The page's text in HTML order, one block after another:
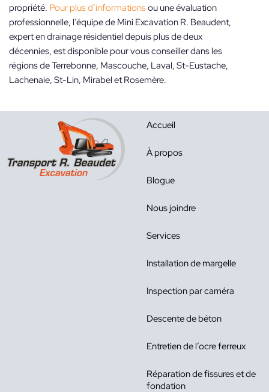
propriété. Pour plus d’informationsou une évaluation
professionnelle, l’équipe de Mini Excavation R. Beaudent,
expert en drainage résidentiel depuis plus de deux
décennies, est disponible pour vous conseiller dans les
régions de Terrebonne, Mascouche, Laval, St-Eustache,
Lachenaie, St-Lin, Mirabel et Rosemère.
Accueil
À propos
Blogue
Nous joindre
Services
Installation de margelle
Inspection par caméra
Descente de béton
Entretien de l’ocre ferreux
Réparation de fissures et de
fondation